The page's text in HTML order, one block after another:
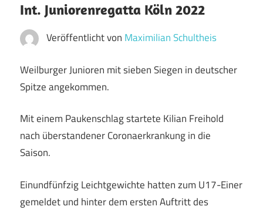
Int. Juniorenregatta Köln 2022
Veröffentlicht von Maximilian Schultheis
Weilburger Junioren mit sieben Siegen in deutscher
Spitze angekommen.
Mit einem Paukenschlag startete Kilian Freihold
nach überstandener Coronaerkrankung in die
Saison.
Einundfünfzig Leichtgewichte hatten zum U17-Einer
gemeldet und hinter dem ersten Auftritt des